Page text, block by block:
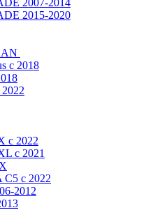
2007-2014
2015-2020
с 2018
с 2022
с 2021
с 2022
2012